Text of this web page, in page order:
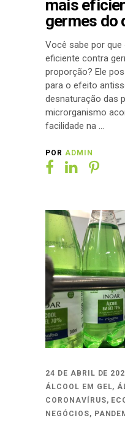
mais
germes do
Você sabe por que
eficiente contra
proporção? Ele
para o efeito
desnaturação das
microrganismo
facilidade na
POR ADMIN
24 DE ABRIL DE
ÁLCOOL EM GEL,
CORONAVÍRUS,
NEGÓCIOS,